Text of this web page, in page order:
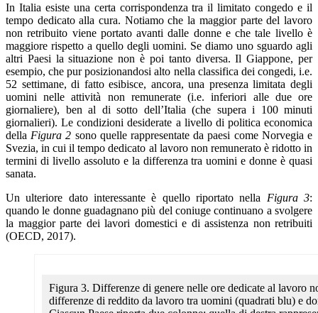
In Italia esiste una certa corrispondenza tra il limitato congedo e il
tempo dedicato alla cura. Notiamo che la maggior parte del lavoro
non retribuito viene portato avanti dalle donne e che tale livello è
maggiore rispetto a quello degli uomini. Se diamo uno sguardo agli
altri Paesi la situazione non è poi tanto diversa. Il Giappone, per
esempio, che pur posizionandosi alto nella classifica dei congedi, i.e.
52 settimane, di fatto esibisce, ancora, una presenza limitata degli
uomini nelle attività non remunerate (i.e. inferiori alle due ore
giornaliere), ben al di sotto dell’Italia (che supera i 100 minuti
giornalieri). Le condizioni desiderate a livello di politica economica
della Figura 2 sono quelle rappresentate da paesi come Norvegia e
Svezia, in cui il tempo dedicato al lavoro non remunerato è ridotto in
termini di livello assoluto e la differenza tra uomini e donne è quasi
sanata.
Un ulteriore dato interessante è quello riportato nella Figura 3:
quando le donne guadagnano più del coniuge continuano a svolgere
la maggior parte dei lavori domestici e di assistenza non retribuiti
(OECD, 2017).
Figura 3. Differenze di genere nelle ore dedicate al lavoro
differenze di reddito da lavoro tra uomini (quadrati blu) e